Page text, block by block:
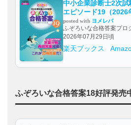
中小企業診断士2次
エピソード19（2026
posted with ヨメレバ
ふぞろいな合格答案プロ
2026年07月29日頃
楽天ブックス
ふぞろいな合格答案18好評発売